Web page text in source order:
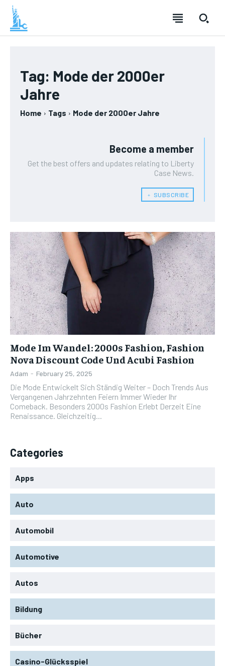
Tag: Mode der 2000er
Jahre
Home Tags Mode der 2000er Jahre
Become a member
Get the best offers and updates relating to Liberty
Case News.
﹢ SUBSCRIBE
Mode Im Wandel: 2000s Fashion, Fashion
Nova Discount Code Und Acubi Fashion
Adam - February 25, 2025
Die Mode Entwickelt Sich Ständig Weiter – Doch Trends Aus
Vergangenen Jahrzehnten Feiern Immer Wieder Ihr
Comeback. Besonders 2000s Fashion Erlebt Derzeit Eine
Renaissance. Gleichzeitig...
Categories
Apps
Auto
Automobil
Automotive
Autos
Bildung
Bücher
Casino-Glücksspiel